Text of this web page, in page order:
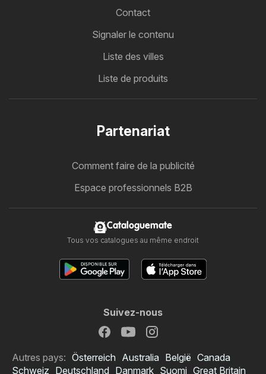
Contact
Signaler le contenu
Liste des villes
Liste de produits
Partenariat
Comment faire de la publicité
Espace professionnels B2B
Cataloguemate
Tous vos catalogues au même endroit
Suivez-nous
Autres pays: Österreich Australia België Canada
Schweiz Deutschland Danmark Suomi Great Britain